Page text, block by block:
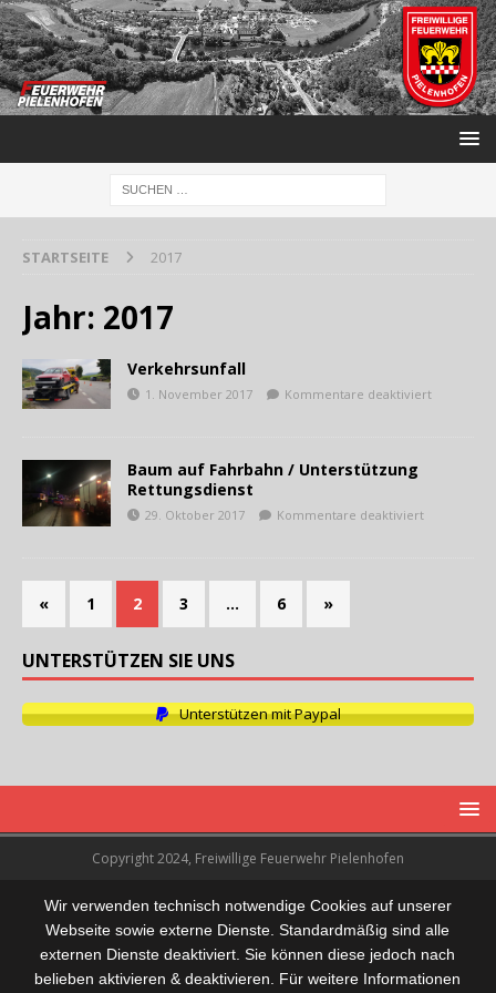
STARTSEITE 2017
Jahr: 2017
Verkehrsunfall
1. November 2017 Kommentare deaktiviert
Baum auf Fahrbahn / Unterstützung
Rettungsdienst
29. Oktober 2017 Kommentare deaktiviert
« 1 2 3 … 6 »
UNTERSTÜTZEN SIE UNS
Unterstützen mit Paypal
Copyright 2024, Freiwillige Feuerwehr Pielenhofen
Wir verwenden technisch notwendige Cookies auf unserer
Webseite sowie externe Dienste. Standardmäßig sind alle
externen Dienste deaktiviert. Sie können diese jedoch nach
belieben aktivieren & deaktivieren. Für weitere Informationen